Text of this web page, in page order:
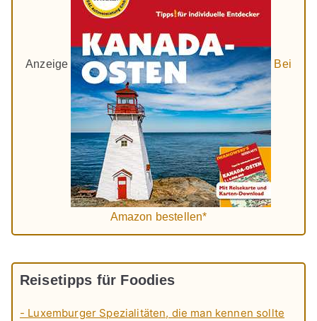
Anzeige Bei
Amazon bestellen*
Reisetipps für Foodies
- Luxemburger Spezialitäten, die man kennen sollte